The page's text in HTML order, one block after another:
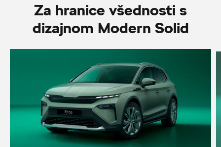
Za hranice všednosti s
dizajnom Modern Solid